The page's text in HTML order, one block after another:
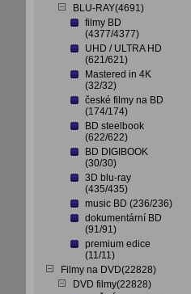
BLU-RAY(4691)
filmy BD
(4377/4377)
UHD / ULTRA HD
(621/621)
Mastered in 4K
(32/32)
české filmy na BD
(174/174)
BD steelbook
(622/622)
BD DIGIBOOK
(30/30)
3D blu-ray
(435/435)
music BD (236/236)
dokumentární BD
(91/91)
premium edice
(11/11)
Filmy na DVD(22828)
DVD filmy(22828)